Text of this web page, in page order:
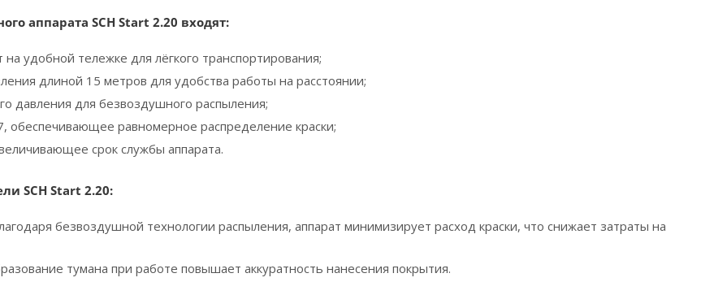
аппарата SCH Start 2.20 входят:
на удобной тележке для лёгкого транспортирования;
длиной 15 метров для удобства работы на расстоянии;
давления для безвоздушного распыления;
обеспечивающее равномерное распределение краски;
срок службы аппарата.
SCH Start 2.20:
безвоздушной технологии распыления, аппарат минимизирует расход краски, что снижает затраты на
тумана при работе повышает аккуратность нанесения покрытия.